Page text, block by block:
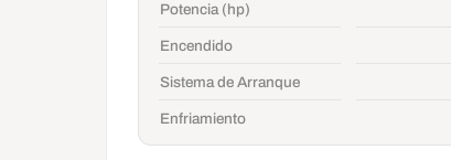
Potencia (hp)
Encendido
Sistema de Arranque
Enfriamiento